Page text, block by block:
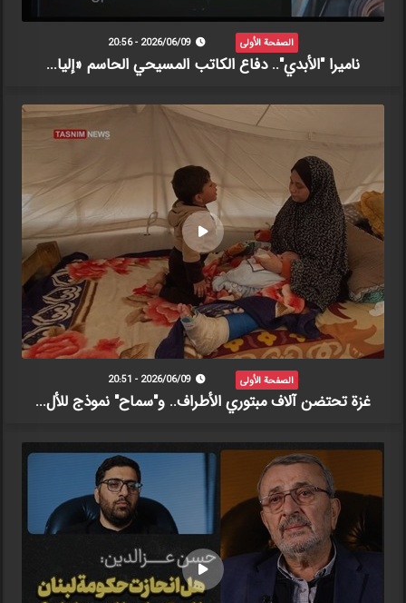
الصفحة الأولى 2026/06/09 - 20:56
ناميرا "الأبدي".. دفاع الكاتب المسيحي الحاسم «إليا...
الصفحة الأولى 2026/06/09 - 20:51
غزة تحتضن آلاف مبتوري الأطراف.. و"سماح" نموذج للأل...